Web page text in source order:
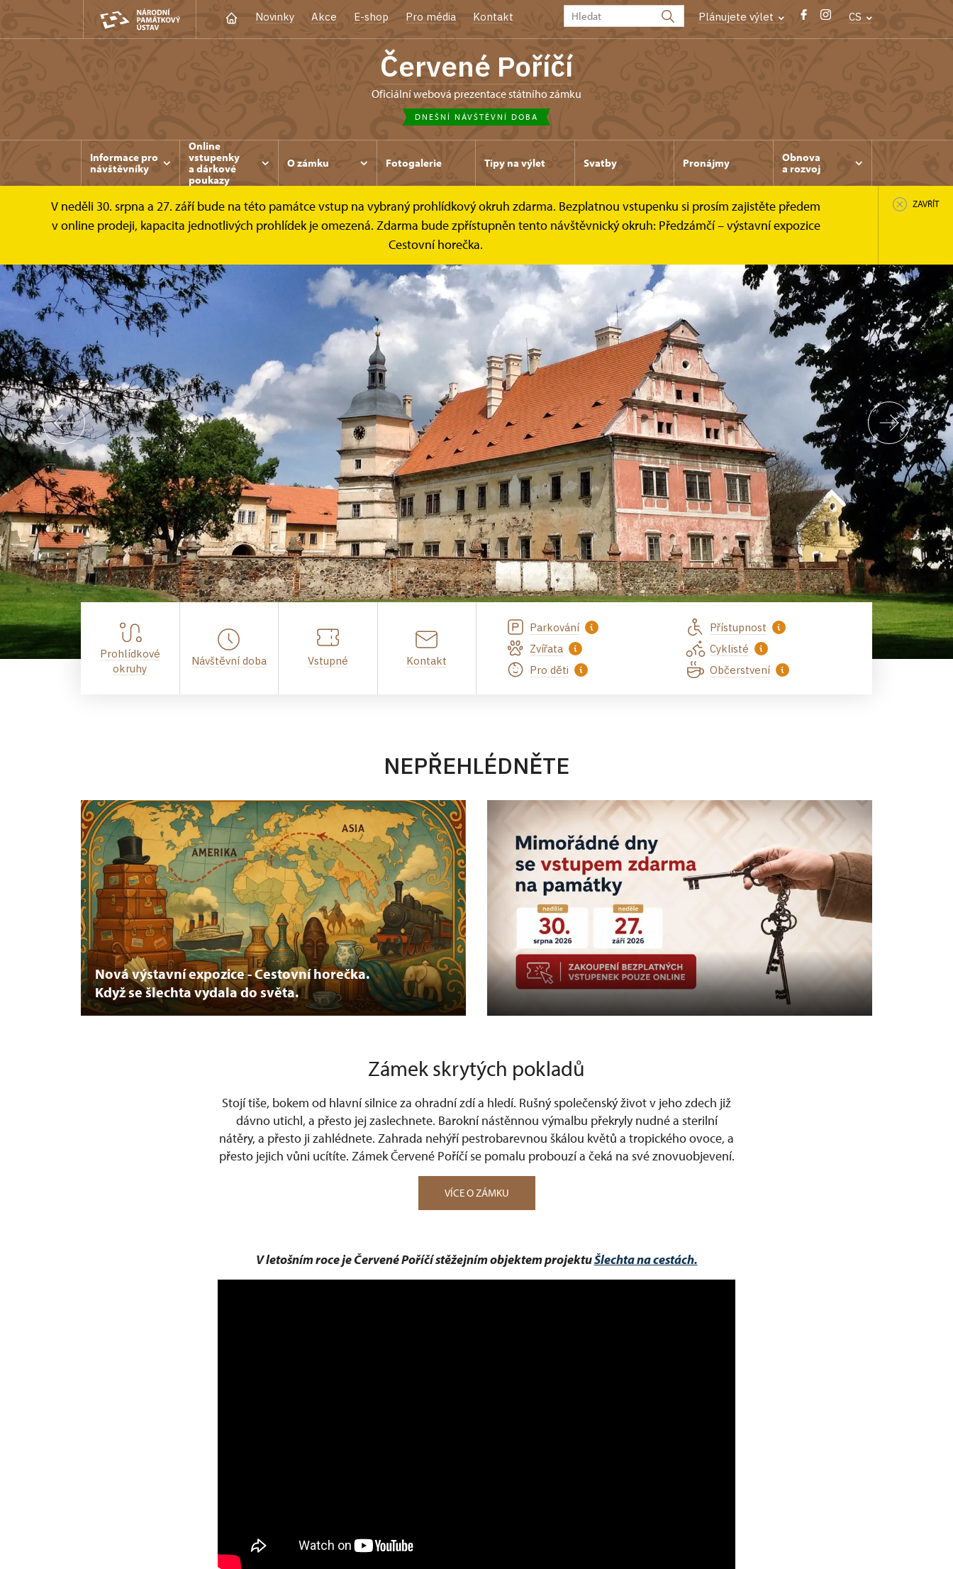
Novinky Akce E-shop Pro média Kontakt Plánujete výlet CS
Červené Poříčí
oficiální webová prezentace státního zámku
DNEŠNÍ NÁVŠTĚVNÍ DOBA
Informace pro
návštěvníky
Online
vstupenky
a dárkové
poukazy
O zámku Fotogalerie Tipy na výlet Svatby Pronájmy
Obnova
a rozvoj
V neděli 30. srpna a 27. září bude na této památce vstup na vybraný prohlídkový okruh zdarma. Bezplatnou vstupenku si prosím zajistěte předem
v online prodeji, kapacita jednotlivých prohlídek je omezená. Zdarma bude zpřístupněn tento návštěvnický okruh: Předzámčí – výstavní expozice
Cestovní horečka.
ZAVŘÍT
Prohlídkové
okruhy
Návštěvní doba Vstupné Kontakt
Parkování
Přístupnost
Zvířata
Cyklisté
Pro děti
Občerstvení
NEPŘEHLÉDNĚTE
Nová výstavní expozice - Cestovní horečka.
Když se šlechta vydala do světa.
Zámek skrytých pokladů
Stojí tiše, bokem od hlavní silnice za ohradní zdí a hledí. Rušný společenský život v jeho zdech již
dávno utichl, a přesto jej zaslechnete. Barokní nástěnnou výmalbu překryly nudné a sterilní
nátěry, a přesto ji zahlédnete. Zahrada nehýří pestrobarevnou škálou květů a tropického ovoce, a
přesto jejich vůni ucítíte. Zámek Červené Poříčí se pomalu probouzí a čeká na své znovuobjevení.
VÍCE O ZÁMKU
V letošním roce je Červené Poříčí stěžejním objektem projektuŠlechta na cestách.